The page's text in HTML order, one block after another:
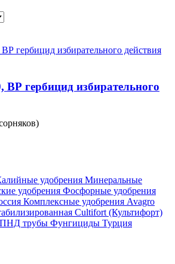
ВР гербицид избирательного
удобрения Минеральные
удобрения Фосфорные удобрения
Комплексные удобрения Avagro
Cultifort (Культифорт)
ПНД трубы Фунгициды Турция